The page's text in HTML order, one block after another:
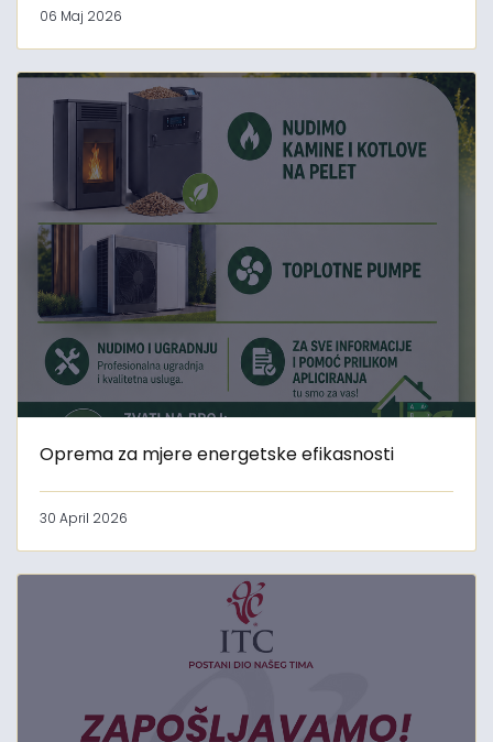
06 Maj 2026
Oprema za mjere energetske efikasnosti
30 April 2026